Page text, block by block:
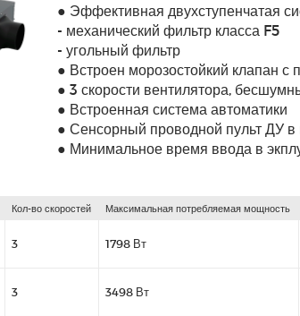
● Эффективная двухступенчатая
- механический фильтр класса F5
- угольный фильтр
● Встроен морозостойкий клапан с
● 3 скорости вентилятора,
● Встроенная система автоматики
● Сенсорный проводной пульт ДУ в
● Минимальное время ввода в
Кол-во скоростей Максимальная потребляемая мощность
3 1798 Вт
3 3498 Вт